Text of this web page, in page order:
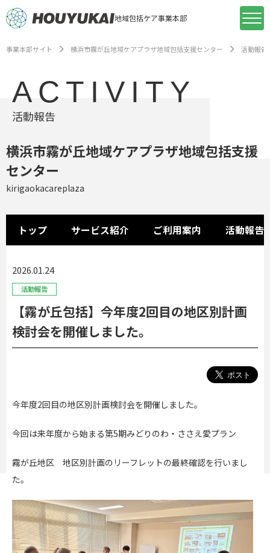
地域包括ケア事業本部
事業本部サイト 横浜市霧が丘地域ケアプラザ地域包括支援センター 活動報告
ACTIVITY
活動報告
横浜市霧が丘地域ケアプラザ地域包括支援
センター
kirigaokacareplaza
トップ サービス紹介 ご利用案内 活動報告
2026.01.24
活動報告
【霧が丘包括】今年度2回目の地区別計画
検討会を開催しました。
今年度2回目の地区別計画検討会を開催しました。
今回は来年度から始まる第5期みどりのわ・ささえ愛プラン
霧が丘地区 地区別計画のリーフレットの最終確認を行いまし
た。